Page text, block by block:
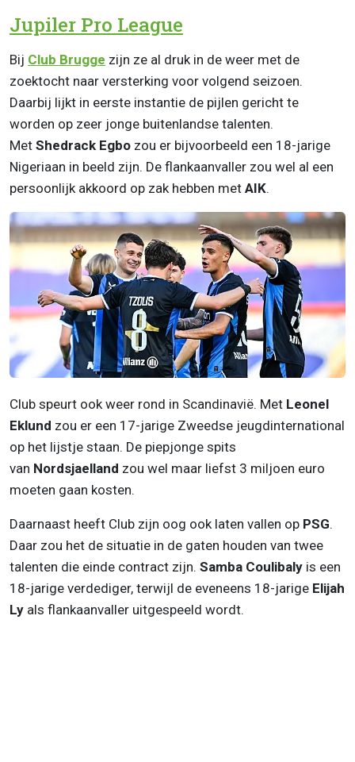
Jupiler Pro League
Bij Club Brugge zijn ze al druk in de weer met de
zoektocht naar versterking voor volgend seizoen.
Daarbij lijkt in eerste instantie de pijlen gericht te
worden op zeer jonge buitenlandse talenten.
Met Shedrack Egbo zou er bijvoorbeeld een 18-jarige
Nigeriaan in beeld zijn. De flankaanvaller zou wel al een
persoonlijk akkoord op zak hebben met AIK.
Club speurt ook weer rond in Scandinavië. Met Leonel
Eklund zou er een 17-jarige Zweedse jeugdinternational
op het lijstje staan. De piepjonge spits
van Nordsjaelland zou wel maar liefst 3 miljoen euro
moeten gaan kosten.
Daarnaast heeft Club zijn oog ook laten vallen op PSG.
Daar zou het de situatie in de gaten houden van twee
talenten die einde contract zijn. Samba Coulibaly is een
18-jarige verdediger, terwijl de eveneens 18-jarige Elijah
Ly als flankaanvaller uitgespeeld wordt.